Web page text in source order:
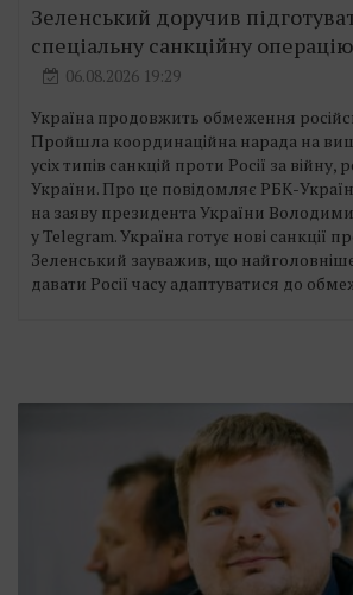
Зеленський доручив
спеціальну санкційну
06.08.2026 19:29
Україна продовжить обмеження
Пройшла координаційна нарада на
усіх типів санкцій проти Росії за
України. Про це повідомляє РБК-
на заяву президента України
у Telegram. Україна готує нові санкції
Зеленський зауважив, що
давати Росії часу адаптуватися до